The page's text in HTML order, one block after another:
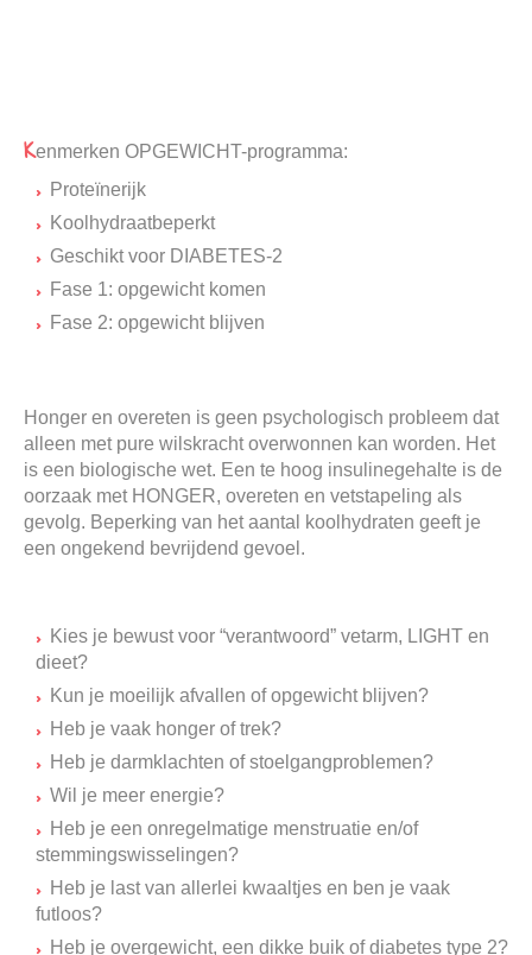
Kenmerken OPGEWICHT-programma:
Proteïnerijk
Koolhydraatbeperkt
Geschikt voor DIABETES-2
Fase 1: opgewicht komen
Fase 2: opgewicht blijven
Honger en overeten is geen psychologisch probleem dat
alleen met pure wilskracht overwonnen kan worden. Het
is een biologische wet. Een te hoog insulinegehalte is de
oorzaak met HONGER, overeten en vetstapeling als
gevolg. Beperking van het aantal koolhydraten geeft je
een ongekend bevrijdend gevoel.
Kies je bewust voor “verantwoord” vetarm, LIGHT en
dieet?
Kun je moeilijk afvallen of opgewicht blijven?
Heb je vaak honger of trek?
Heb je darmklachten of stoelgangproblemen?
Wil je meer energie?
Heb je een onregelmatige menstruatie en/of
stemmingswisselingen?
Heb je last van allerlei kwaaltjes en ben je vaak
futloos?
Heb je overgewicht, een dikke buik of diabetes type 2?